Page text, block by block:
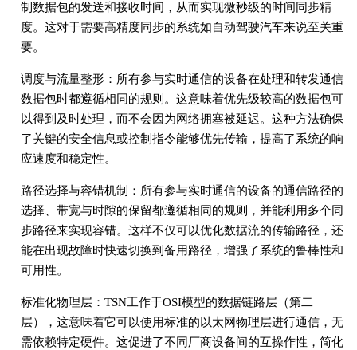
制数据包的发送和接收时间，从而实现微秒级的时间同步精
度。这对于需要高精度同步的系统如自动驾驶汽车来说至关重
要。
调度与流量整形：所有参与实时通信的设备在处理和转发通信
数据包时都遵循相同的规则。这意味着优先级较高的数据包可
以得到及时处理，而不会因为网络拥塞被延迟。这种方法确保
了关键的安全信息或控制指令能够优先传输，提高了系统的响
应速度和稳定性。
路径选择与容错机制：所有参与实时通信的设备的通信路径的
选择、带宽与时隙的保留都遵循相同的规则，并能利用多个同
步路径来实现容错。这样不仅可以优化数据流的传输路径，还
能在出现故障时快速切换到备用路径，增强了系统的鲁棒性和
可用性。
标准化物理层：TSN工作于OSI模型的数据链路层（第二
层），这意味着它可以使用标准的以太网物理层进行通信，无
需依赖特定硬件。这促进了不同厂商设备间的互操作性，简化